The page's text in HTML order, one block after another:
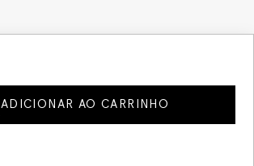
ADICIONAR AO CARRINHO